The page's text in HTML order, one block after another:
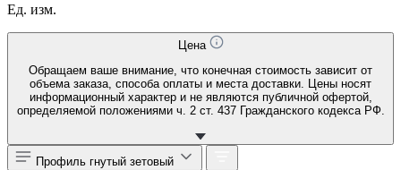
Ед. изм.
Цена
Обращаем ваше внимание, что конечная стоимость зависит от
объема заказа, способа оплаты и места доставки. Цены носят
информационный характер и не являются публичной офертой,
определяемой положениями ч. 2 ст. 437 Гражданского кодекса РФ.
Профиль гнутый зетовый